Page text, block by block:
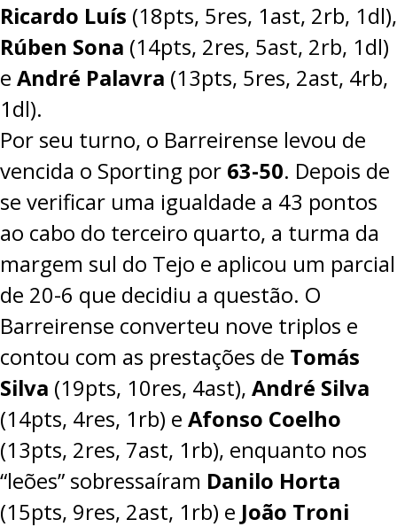
Ricardo Luís (18pts, 5res, 1ast, 2rb, 1dl),
Rúben Sona (14pts, 2res, 5ast, 2rb, 1dl)
e André Palavra (13pts, 5res, 2ast, 4rb,
1dl).
Por seu turno, o Barreirense levou de
vencida o Sporting por 63-50. Depois de
se verificar uma igualdade a 43 pontos
ao cabo do terceiro quarto, a turma da
margem sul do Tejo e aplicou um parcial
de 20-6 que decidiu a questão. O
Barreirense converteu nove triplos e
contou com as prestações de Tomás
Silva (19pts, 10res, 4ast), André Silva
(14pts, 4res, 1rb) e Afonso Coelho
(13pts, 2res, 7ast, 1rb), enquanto nos
“leões” sobressaíram Danilo Horta
(15pts, 9res, 2ast, 1rb) e João Troni